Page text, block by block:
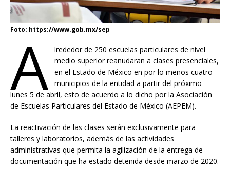
Foto: https://www.gob.mx/sep
A
lrededor de 250 escuelas particulares de nivel
medio superior reanudaran a clases presenciales,
en el Estado de México en por lo menos cuatro
municipios de la entidad a partir del próximo
lunes 5 de abril, esto de acuerdo a lo dicho por la Asociación
de Escuelas Particulares del Estado de México (AEPEM).
La reactivación de las clases serán exclusivamente para
talleres y laboratorios, además de las actividades
administrativas que permita la agilización de la entrega de
documentación que ha estado detenida desde marzo de 2020.